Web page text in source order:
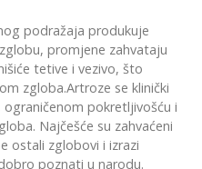
podražaja produkuje
promjene zahvataju
tetive i vezivo, što
zgloba.Artroze se klinički
pokretljivošću i
Najčešće su zahvaćeni
ostali zglobovi i izrazi
poznati u narodu.